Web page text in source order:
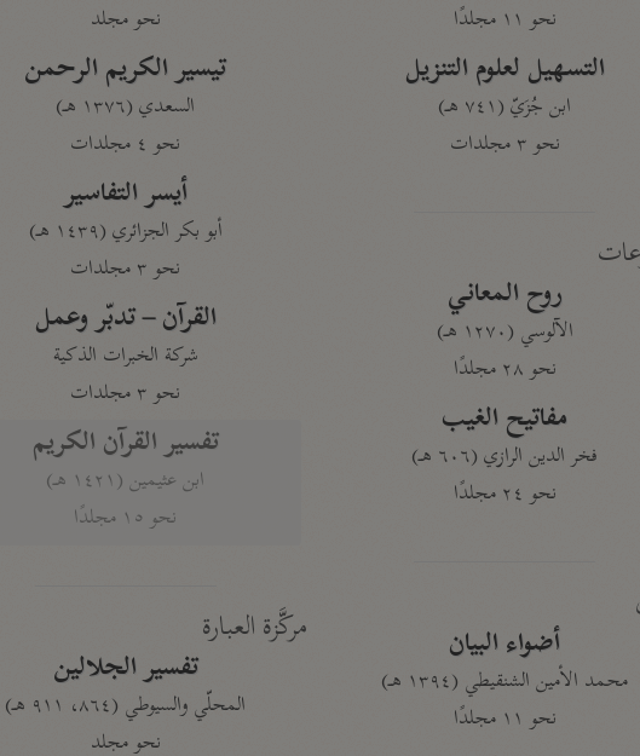
نحو ١١ مجلدًا
التسهيل لعلوم التنزيل
ابن جُزَيّ (٧٤١ هـ)
نحو ٣ مجلدات
روح المعاني
الآلوسي (١٢٧٠ هـ)
نحو ٢٨ مجلدًا
مفاتيح الغيب
فخر الدين الرازي (٦٠٦ هـ)
نحو ٢٤ مجلدًا
أضواء البيان
محمد الأمين الشنقيطي (١٣٩٤ هـ)
نحو ١١ مجلدًا
نحو مجلد
تيسير الكريم الرحمن
السعدي (١٣٧٦ هـ)
نحو ٤ مجلدات
أيسر التفاسير
أبو بكر الجزائري (١٤٣٩ هـ)
نحو ٣ مجلدات
القرآن – تدبّر وعمل
شركة الخبرات الذكية
نحو ٣ مجلدات
تفسير القرآن الكريم
ابن عثيمين (١٤٢١ هـ)
نحو ١٥ مجلدًا
مركَّزة العبارة
تفسير الجلالين
المحلّي والسيوطي (٨٦٤، ٩١١ هـ)
نحو مجلد